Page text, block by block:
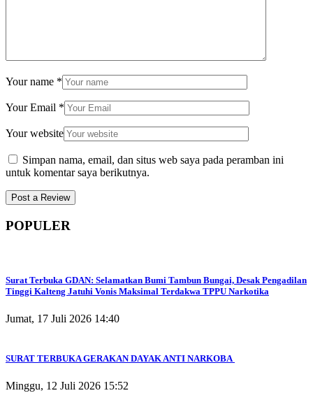
Your name *
Your Email *
Your website
Simpan nama, email, dan situs web saya pada peramban ini
untuk komentar saya berikutnya.
POPULER
Surat Terbuka GDAN: Selamatkan Bumi Tambun Bungai, Desak Pengadilan
Tinggi Kalteng Jatuhi Vonis Maksimal Terdakwa TPPU Narkotika
Jumat, 17 Juli 2026 14:40
SURAT TERBUKA GERAKAN DAYAK ANTI NARKOBA
Minggu, 12 Juli 2026 15:52